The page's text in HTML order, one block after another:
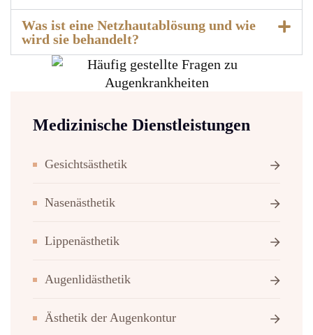
Medizinische Dienstleistungen
Gesichtsästhetik
Nasenästhetik
Lippenästhetik
Augenlidästhetik
Ästhetik der Augenkontur
Was ist eine Netzhautablösung und wie
wird sie behandelt?